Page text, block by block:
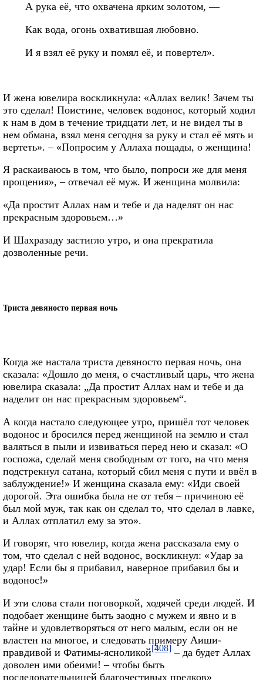
А рука её, что охвачена ярким золотом, —
Как вода, огонь охватившая любовно.
И я взял её руку и помял её, и повертел».
И жена ювелира воскликнула: «Аллах велик! Зачем ты
это сделал! Поистине, человек водонос, который ходил
к нам в дом в течение тридцати лет, и не видел ты в
нем обмана, взял меня сегодня за руку и стал её мять и
вертеть». – «Попросим у Аллаха пощады, о женщина!
Я раскаиваюсь в том, что было, попроси же для меня
прощения», – отвечал её муж. И женщина молвила:
«Да простит Аллах нам и тебе и да наделят он нас
прекрасным здоровьем…»
И Шахразаду застигло утро, и она прекратила
дозволенные речи.
Триста девяносто первая ночь
Когда же настала триста девяносто первая ночь, она
сказала: «Дошло до меня, о счастливый царь, что жена
ювелира сказала: „Да простит Аллах нам и тебе и да
наделит он нас прекрасным здоровьем“.
А когда настало следующее утро, пришёл тот человек
водонос и бросился перед женщиной на землю и стал
валяться в пыли и извиваться перед нею и сказал: «О
госпожа, сделай меня свободным от того, на что меня
подстрекнул сатана, который сбил меня с пути и ввёл в
заблуждение!» И женщина сказала ему: «Иди своей
дорогой. Эта ошибка была не от тебя – причиною её
был мой муж, так как он сделал то, что сделал в лавке,
и Аллах отплатил ему за это».
И говорят, что ювелир, когда жена рассказала ему о
том, что сделал с ней водонос, воскликнул: «Удар за
удар! Если бы я прибавил, наверное прибавил бы и
водонос!»
И эти слова стали поговоркой, ходячей среди людей. И
подобает женщине быть заодно с мужем и явно и в
тайне и удовлетворяться от него малым, если он не
властен на многое, и следовать примеру Аиши-
правдивой и Фатимы-ясноликой[408] – да будет Аллах
доволен ими обеими! – чтобы быть
последовательницей благочестивых предков»